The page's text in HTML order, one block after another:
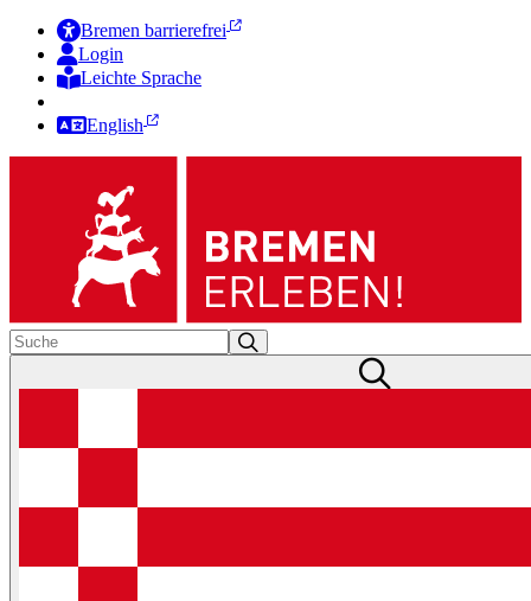
Bremen barrierefrei
Login
Leichte Sprache
English